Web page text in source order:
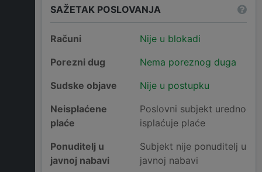
SAŽETAK POSLOVANJA
Računi
Nije u blokadi
Porezni dug
Nema poreznog duga
Sudske objave
Nije u postupku
Neisplaćene
plaće
Poslovni subjekt uredno
isplaćuje plaće
Ponuditelj u
javnoj nabavi
Subjekt nije ponuditelj u
javnoj nabavi